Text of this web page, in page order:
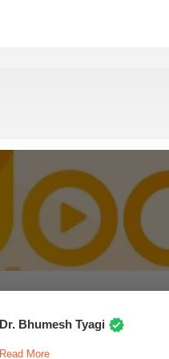
Dr. Bhumesh Tyagi
Read More